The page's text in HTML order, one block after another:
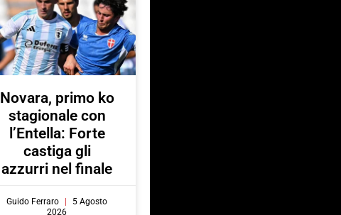
Novara, primo ko
stagionale con
l’Entella: Forte
castiga gli
azzurri nel finale
Guido Ferraro
5 Agosto
2026